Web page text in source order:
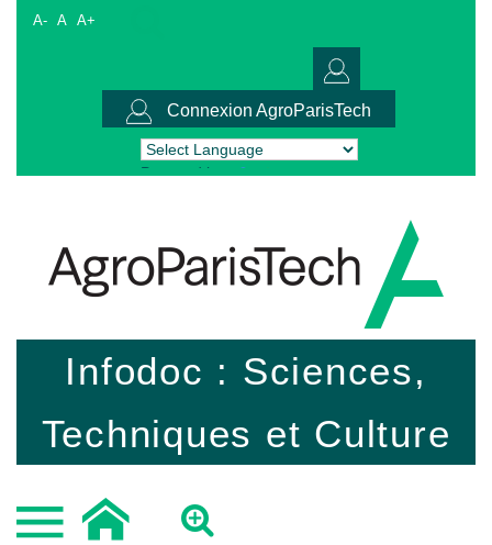
A- A A+
Connexion AgroParisTech
Powered by Translate
Infodoc : Sciences,
Techniques et Culture